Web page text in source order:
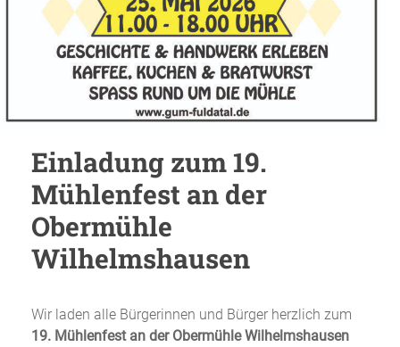
Einladung zum 19.
Mühlenfest an der
Obermühle
Wilhelmshausen
Wir laden alle Bürgerinnen und Bürger herzlich zum
19. Mühlenfest an der Obermühle Wilhelmshausen